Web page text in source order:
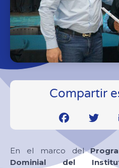
Compartir
En el marco del
Dominial del